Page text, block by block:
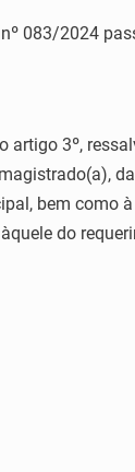
083/2024
artigo 3º,
bem como
do